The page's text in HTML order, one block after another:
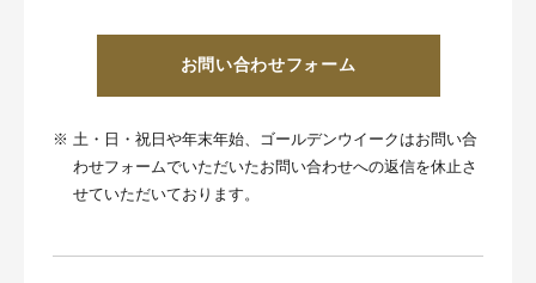
お問い合わせフォーム
※ 土・日・祝日や年末年始、ゴールデンウイークはお問い合
わせフォームでいただいたお問い合わせへの返信を休止さ
せていただいております。